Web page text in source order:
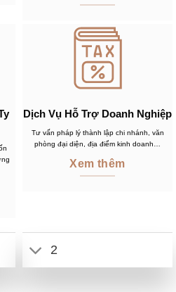
Dịch Vụ Hỗ Trợ Doanh Nghiệp
Tư vấn pháp lý thành lập chi nhánh, văn
phòng đại diện, địa điểm kinh doanh…
Xem thêm
2